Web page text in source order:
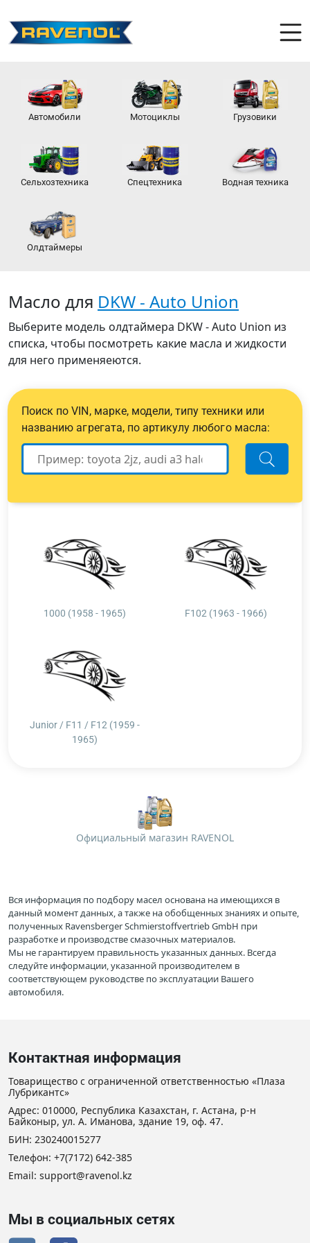
Автомобили Мотоциклы Грузовики
Сельхозтехника Спецтехника Водная техника
Олдтаймеры
Масло для DKW - Auto Union
Выберите модель олдтаймера DKW - Auto Union из
списка, чтобы посмотреть какие масла и жидкости
для него применяеются.
Поиск по VIN, марке, модели, типу техники или
названию агрегата, по артикулу любого масла:
1000 (1958 - 1965) F102 (1963 - 1966)
Junior / F11 / F12 (1959 -
1965)
Официальный магазин RAVENOL
Вся информация по подбору масел основана на имеющихся в
данный момент данных, а также на обобщенных знаниях и опыте,
полученных Ravensberger Schmierstoffvertrieb GmbH при
разработке и производстве смазочных материалов.
Мы не гарантируем правильность указанных данных. Всегда
следуйте информации, указанной производителем в
соответствующем руководстве по эксплуатации Вашего
автомобиля.
Контактная информация
Товарищество с ограниченной ответственностью «Плаза
Лубрикантс»
Адрес: 010000, Республика Казахстан, г. Астана, р-н
Байконыр, ул. А. Иманова, здание 19, оф. 47.
БИН: 230240015277
Телефон: +7(7172) 642-385
Email: support@ravenol.kz
Мы в социальных сетях